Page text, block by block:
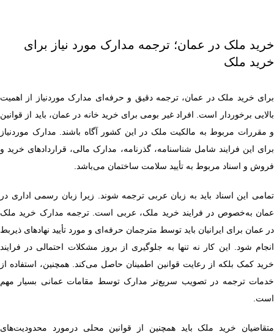
خرید ملک در عمان؛ ترجمه مدارک مورد نیاز برای
خرید ملک
برای خرید ملک در عمان، ترجمه دقیق و حرفه‌ای مدارک موردنیاز از اهمیت
بالایی برخوردار است. افراد غیر بومی برای خرید خانه در عمان، باید از قوانین
و مقررات مربوط به مالکیت ملک در این کشور آگاه باشند. مدارک موردنیاز
برای این فرایند شامل شناسنامه، گذرنامه، مدارک مالی، قراردادهای خرید و
فروش و اسناد مربوط به تأیید سلامت ساختمان می‌باشد.
تمامی این اسناد باید به زبان عربی ترجمه شوند. زیرا زبان رسمی اداری در
عمان به‌خصوص در فرایند خرید ملک، عربی است. ترجمه مدارک خرید ملک
در عمان برای ایرانیان باید توسط مترجمان حرفه‌ای و مورد تأیید نهادهای ذیربط
انجام شود. این کار نه تنها به جلوگیری از بروز مشکلات احتمالی در فرایند
خرید کمک بلکه از رعایت قوانین اطمینان حاصل می‌کند. همچنین، استفاده از
خدمات ترجمه در تصویب سریع‌تر مدارک توسط مقامات عمانی بسیار مهم
است.
متقاضیان خرید ملک باید همچنین از قوانین محلی درمورد محدودیت‌های